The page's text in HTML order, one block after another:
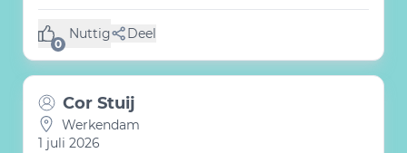
0
Nuttig
(0 like) Deel
Cor Stuij
Werkendam
1 juli 2026